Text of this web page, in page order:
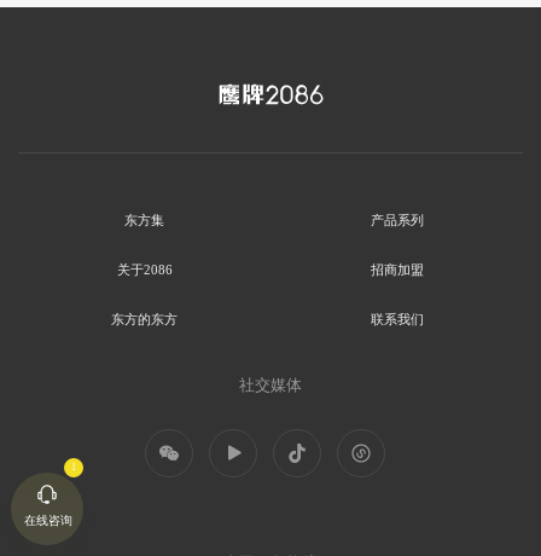
东方集 产品系列
关于2086 招商加盟
东方的东方 联系我们
社交媒体
在线咨询